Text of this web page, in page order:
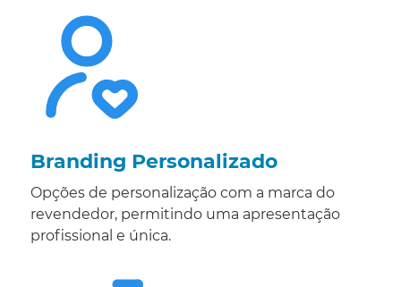
Branding Personalizado
Opções de personalização com a marca do
revendedor, permitindo uma apresentação
profissional e única.